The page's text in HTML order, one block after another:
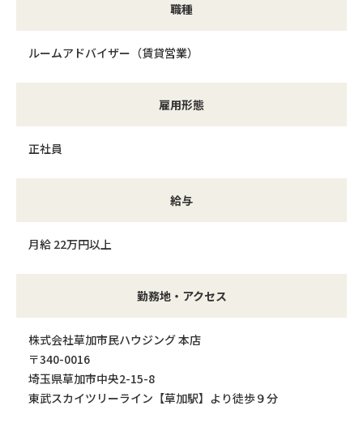
職種
ルームアドバイザー（賃貸営業）
雇用形態
正社員
給与
月給 22万円以上
勤務地・アクセス
株式会社草加市民ハウジング 本店
〒340-0016
埼玉県草加市中央2-15-8
東武スカイツリーライン【草加駅】より徒歩９分